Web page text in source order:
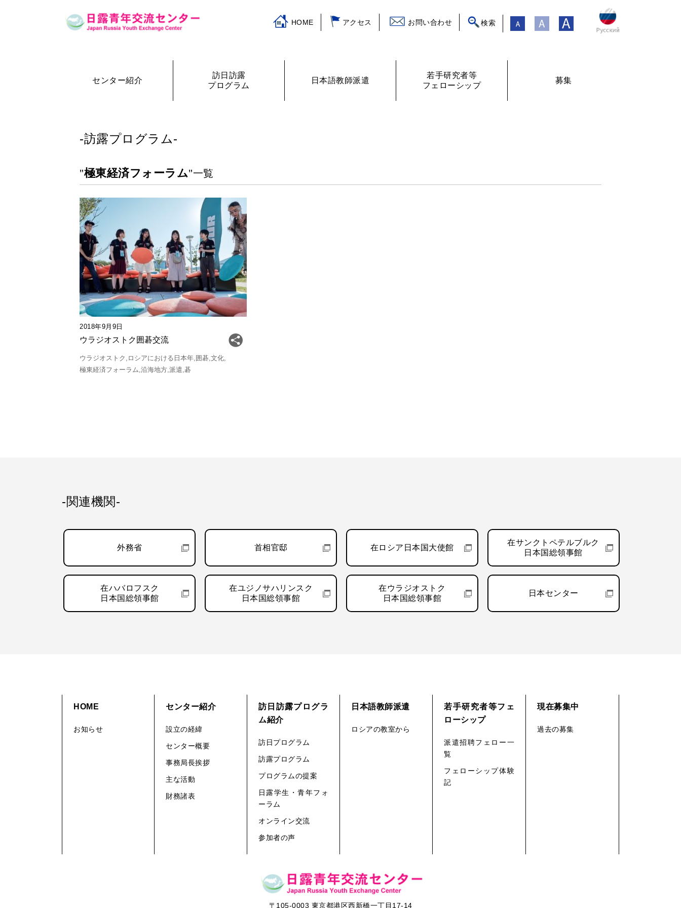
HOME アクセス お問い合わせ 検索
センター紹介
訪日訪露
プログラム
参加者の声
日本語教師派遣
若手研究者等
フェローシップ
募集
-訪露プログラム-
"極東経済フォーラム"一覧
2018年9月9日
ウラジオストク囲碁交流
ウラジオストク ロシアにおける日本年 囲碁 文化
極東経済フォーラム 沿海地方 派遣 碁
-関連機関-
外務省 首相官邸 在ロシア日本国大使館
在サンクトペテルブルク
日本国総領事館
在ハバロフスク
日本国総領事館
在ユジノサハリンスク
日本国総領事館
在ウラジオストク
日本国総領事館
日本センター
HOME
お知らせ
センター紹介
設立の経緯
センター概要
事務局長挨拶
主な活動
財務諸表
訪日訪露プログラ
ム紹介
訪日プログラム
訪露プログラム
プログラムの提案
日露学生・青年フォ
ーラム
オンライン交流
参加者の声
日本語教師派遣
ロシアの教室から
若手研究者等フェ
ローシップ
派遣招聘フェロー一
覧
フェローシップ体験
記
現在募集中
過去の募集
〒105-0003 東京都港区西新橋一丁目17-14